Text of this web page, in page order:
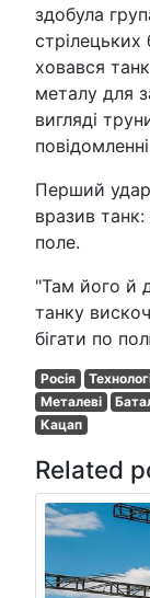
здобула
стрілецьких
ховався
металу для
вигляді
Перший удар
вразив
поле.
"Там його й
танку
бігати по
Росія
Металеві
Кацап
Related